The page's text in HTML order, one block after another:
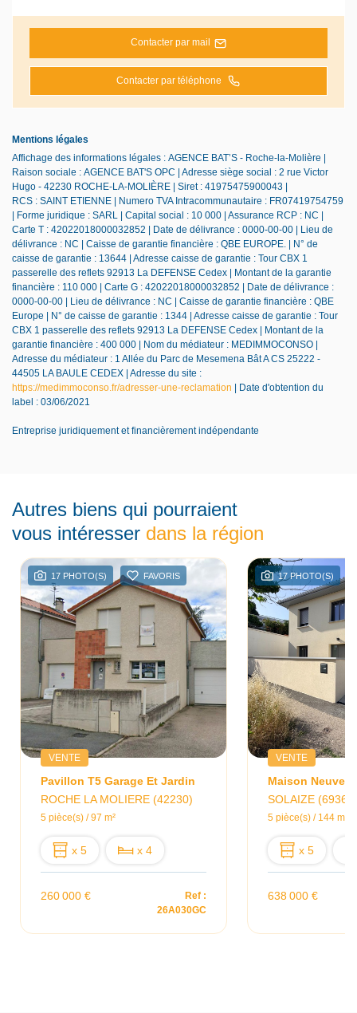
Contacter par mail
Contacter par téléphone
Mentions légales
Affichage des informations légales : AGENCE BAT’S - Roche-la-Molière |
Raison sociale : AGENCE BAT'S OPC | Adresse siège social : 2 rue Victor
Hugo - 42230 ROCHE-LA-MOLIÈRE | Siret : 41975475900043 |
RCS : SAINT ETIENNE | Numero TVA Intracommunautaire : FR07419754759
| Forme juridique : SARL | Capital social : 10 000 | Assurance RCP : NC |
Carte T : 42022018000032852 | Date de délivrance : 0000-00-00 | Lieu de
délivrance : NC | Caisse de garantie financière : QBE EUROPE. | N° de
caisse de garantie : 13644 | Adresse caisse de garantie : Tour CBX 1
passerelle des reflets 92913 La DEFENSE Cedex | Montant de la garantie
financière : 110 000 | Carte G : 42022018000032852 | Date de délivrance :
0000-00-00 | Lieu de délivrance : NC | Caisse de garantie financière : QBE
Europe | N° de caisse de garantie : 1344 | Adresse caisse de garantie : Tour
CBX 1 passerelle des reflets 92913 La DEFENSE Cedex | Montant de la
garantie financière : 400 000 | Nom du médiateur : MEDIMMOCONSO |
Adresse du médiateur : 1 Allée du Parc de Mesemena Bât A CS 25222 -
44505 LA BAULE CEDEX | Adresse du site :
https://medimmoconso.fr/adresser-une-reclamation | Date d'obtention du
label : 03/06/2021
Entreprise juridiquement et financièrement indépendante
Autres biens qui pourraient
vous intéresser dans la région
17 PHOTO(S) FAVORIS
VENTE
Pavillon T5 Garage Et Jardin
ROCHE LA MOLIERE (42230)
5 pièce(s) / 97 m²
x 5 x 4
260 000 €
Ref :
26A030GC
17 PHOTO(S)
VENTE
SOLAIZE (69360)
5 pièce(s) / 144 m²
x 5
638 000 €